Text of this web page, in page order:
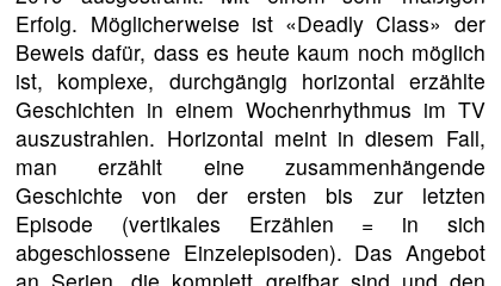
Erfolg. Möglicherweise ist «Deadly Class» der
Beweis dafür, dass es heute kaum noch möglich
ist, komplexe, durchgängig horizontal erzählte
Geschichten in einem Wochenrhythmus im TV
auszustrahlen. Horizontal meint in diesem Fall,
man erzählt eine zusammenhängende
Geschichte von der ersten bis zur letzten
Episode (vertikales Erzählen = in sich
abgeschlossene Einzelepisoden). Das Angebot